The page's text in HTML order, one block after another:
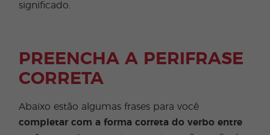
significado.
PREENCHA A PERIFRASE
CORRETA
Abaixo estão algumas frases para você
completar com a forma correta do verbo entre